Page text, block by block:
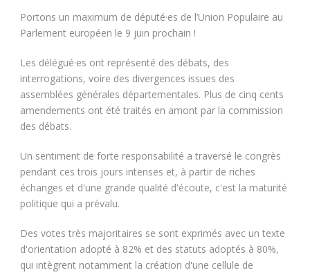
Portons un maximum de député·es de l’Union Populaire au
Parlement européen le 9 juin prochain !
Les délégué·es ont représenté des débats, des
interrogations, voire des divergences issues des
assemblées générales départementales. Plus de cinq cents
amendements ont été traités en amont par la commission
des débats.
Un sentiment de forte responsabilité a traversé le congrès
pendant ces trois jours intenses et, à partir de riches
échanges et d'une grande qualité d'écoute, c'est la maturité
politique qui a prévalu.
Des votes très majoritaires se sont exprimés avec un texte
d'orientation adopté à 82% et des statuts adoptés à 80%,
qui intègrent notamment la création d'une cellule de